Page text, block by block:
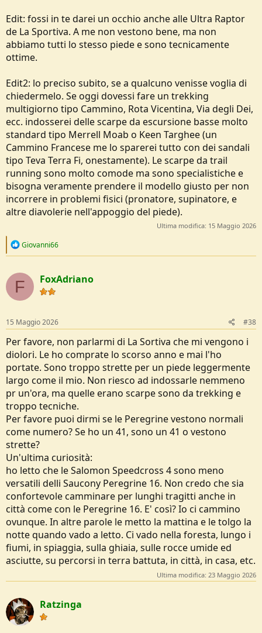
Edit: fossi in te darei un occhio anche alle Ultra Raptor
de La Sportiva. A me non vestono bene, ma non
abbiamo tutti lo stesso piede e sono tecnicamente
ottime.
Edit2: lo preciso subito, se a qualcuno venisse voglia di
chiedermelo. Se oggi dovessi fare un trekking
multigiorno tipo Cammino, Rota Vicentina, Via degli Dei,
ecc. indosserei delle scarpe da escursione basse molto
standard tipo Merrell Moab o Keen Targhee (un
Cammino Francese me lo sparerei tutto con dei sandali
tipo Teva Terra Fi, onestamente). Le scarpe da trail
running sono molto comode ma sono specialistiche e
bisogna veramente prendere il modello giusto per non
incorrere in problemi fisici (pronatore, supinatore, e
altre diavolerie nell'appoggio del piede).
Ultima modifica: 15 Maggio 2026
R
c
t
i
o
s
:
Giovanni66
F FoxAdriano
15 Maggio 2026 #38
Per favore, non parlarmi di La Sortiva che mi vengono i
diolori. Le ho comprate lo scorso anno e mai l'ho
portate. Sono troppo strette per un piede leggermente
largo come il mio. Non riesco ad indossarle nemmeno
pr un'ora, ma quelle erano scarpe sono da trekking e
troppo tecniche.
Per favore puoi dirmi se le Peregrine vestono normali
come numero? Se ho un 41, sono un 41 o vestono
strette?
Un'ultima curiosità:
ho letto che le Salomon Speedcross 4 sono meno
versatili delli Saucony Peregrine 16. Non credo che sia
confortevole camminare per lunghi tragitti anche in
città come con le Peregrine 16. E' così? Io ci cammino
ovunque. In altre parole le metto la mattina e le tolgo la
notte quando vado a letto. Ci vado nella foresta, lungo i
fiumi, in spiaggia, sulla ghiaia, sulle rocce umide ed
asciutte, su percorsi in terra battuta, in città, in casa, etc.
Ultima modifica: 23 Maggio 2026
Ratzinga